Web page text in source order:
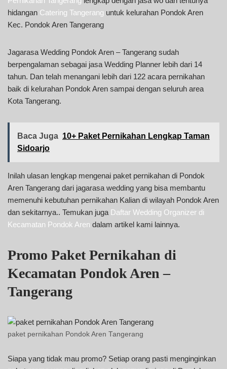
hidangan Catering Tangerang untuk kelurahan Pondok Aren
Kec. Pondok Aren Tangerang
Jagarasa Wedding Pondok Aren – Tangerang sudah
berpengalaman sebagai jasa Wedding Planner lebih dari 14
tahun. Dan telah menangani lebih dari 122 acara pernikahan
baik di kelurahan Pondok Aren sampai dengan seluruh area
Kota Tangerang.
Baca Juga 10+ Paket Pernikahan Lengkap Taman
Sidoarjo
Inilah ulasan lengkap mengenai paket pernikahan di Pondok
Aren Tangerang dari jagarasa wedding yang bisa membantu
memenuhi kebutuhan pernikahan Kalian di wilayah Pondok Aren
dan sekitarnya.. Temukan juga Daftar Wedding Organizer di
Kecamatan Pondok Aren dalam artikel kami lainnya.
Promo Paket Pernikahan di
Kecamatan Pondok Aren –
Tangerang
paket pernikahan Pondok Aren Tangerang
Siapa yang tidak mau promo? Setiap orang pasti menginginkan